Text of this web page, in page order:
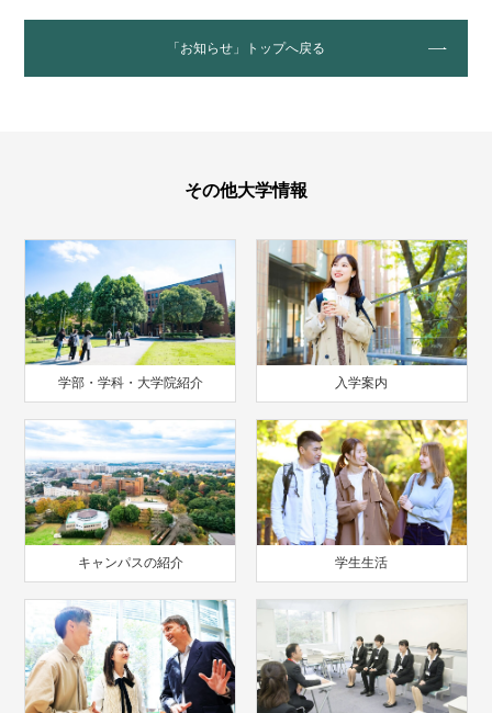
「お知らせ」トップへ戻る
その他大学情報
学部・学科・大学院紹介 入学案内
キャンパスの紹介 学生生活